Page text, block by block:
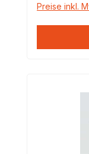
Preise inkl.